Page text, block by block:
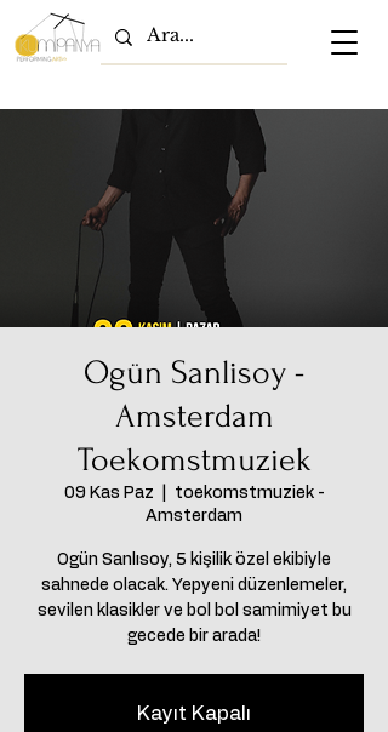
Ogün Sanlisoy -
Amsterdam
Toekomstmuziek
09 Kas Paz
toekomstmuziek -
Amsterdam
Ogün Sanlısoy, 5 kişilik özel ekibiyle
sahnede olacak. Yepyeni düzenlemeler,
sevilen klasikler ve bol bol samimiyet bu
gecede bir arada!
Kayıt Kapalı